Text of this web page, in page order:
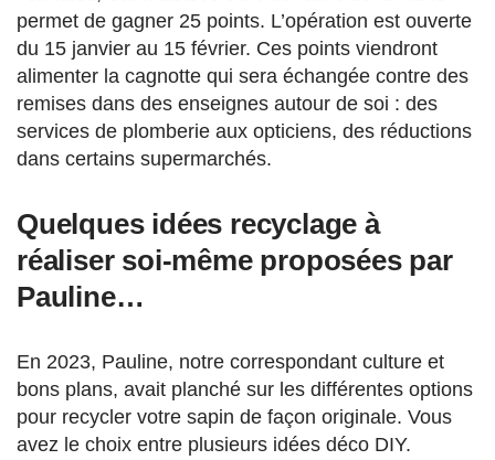
permet de gagner 25 points. L’opération est ouverte
du 15 janvier au 15 février. Ces points viendront
alimenter la cagnotte qui sera échangée contre des
remises dans des enseignes autour de soi : des
services de plomberie aux opticiens, des réductions
dans certains supermarchés.
Quelques idées recyclage à
réaliser soi-même proposées par
Pauline…
En 2023, Pauline, notre correspondant culture et
bons plans, avait planché sur les différentes options
pour recycler votre sapin de façon originale. Vous
avez le choix entre plusieurs idées déco DIY.